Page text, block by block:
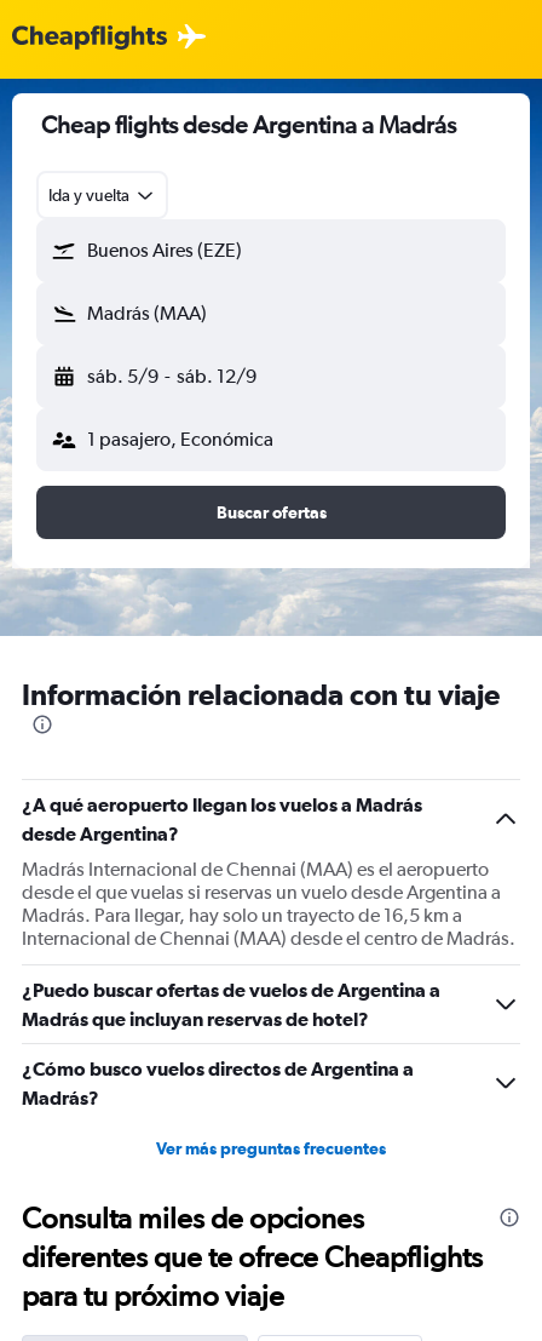
Cheap flights desde Argentina a Madrás
Ida y vuelta
Buenos Aires (EZE)
Madrás (MAA)
sáb. 5/9 - sáb. 12/9
1 pasajero, Económica
Buscar ofertas
Información relacionada con tu viaje
¿A qué aeropuerto llegan los vuelos a Madrás
desde Argentina?
Madrás Internacional de Chennai (MAA) es el aeropuerto
desde el que vuelas si reservas un vuelo desde Argentina a
Madrás. Para llegar, hay solo un trayecto de 16,5 km a
Internacional de Chennai (MAA) desde el centro de Madrás.
¿Puedo buscar ofertas de vuelos de Argentina a
Madrás que incluyan reservas de hotel?
¿Cómo busco vuelos directos de Argentina a
Madrás?
Ver más preguntas frecuentes
Consulta miles de opciones
diferentes que te ofrece Cheapflights
para tu próximo viaje